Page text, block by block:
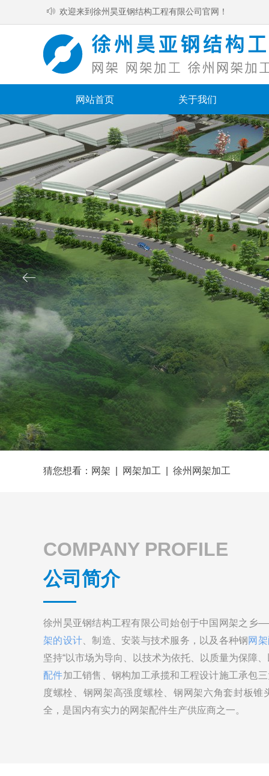
网站首页
网站首页
关于我们
关于我们
ꂗ 欢迎来到徐州昊亚钢结构工程有限公司官网！
建筑钢
ꂃ
猜您想看： 网架 网架加工 徐州网架加工
COMPANY PROFILE
公司简介
徐州昊亚钢结构工程有限公司始创于中国网架之乡
架的设计 、制造、安装与技术服务，以及各种钢网
坚持“以市场为导向、以技术为依托、以质量为保障
配件加工销售、钢构加工承揽和工程设计施工承包
度螺栓、钢网架高强度螺栓、钢网架六角套封板
全，是国内有实力的网架配件生产供应商之一。